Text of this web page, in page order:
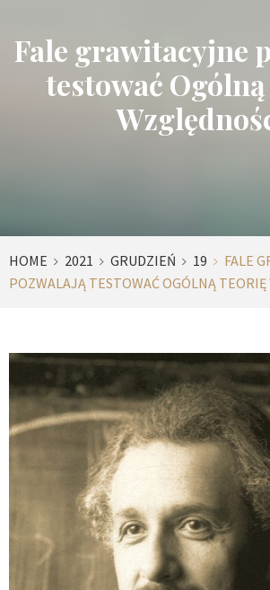
Fale grawitacyjne
testować
HOME 2021 GRUDZIEŃ 19
FALE
POZWALAJĄ TESTOWAĆ OGÓLNĄ TEORIĘ